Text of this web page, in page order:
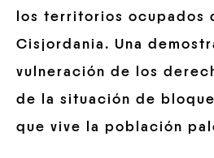
los territorios ocupados
Cisjordania. Una
vulneración de los
de la situación de
que vive la población